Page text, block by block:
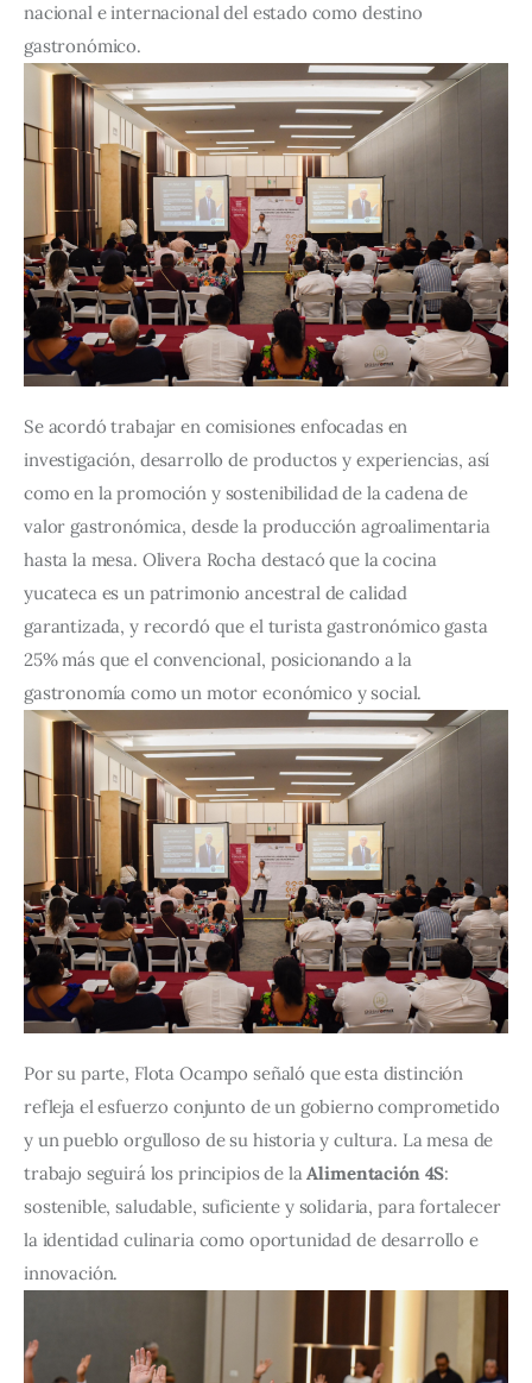
nacional e internacional del estado como destino
gastronómico.
Se acordó trabajar en comisiones enfocadas en
investigación, desarrollo de productos y experiencias, así
como en la promoción y sostenibilidad de la cadena de
valor gastronómica, desde la producción agroalimentaria
hasta la mesa. Olivera Rocha destacó que la cocina
yucateca es un patrimonio ancestral de calidad
garantizada, y recordó que el turista gastronómico gasta
25% más que el convencional, posicionando a la
gastronomía como un motor económico y social.
Por su parte, Flota Ocampo señaló que esta distinción
refleja el esfuerzo conjunto de un gobierno comprometido
y un pueblo orgulloso de su historia y cultura. La mesa de
trabajo seguirá los principios de la Alimentación 4S:
sostenible, saludable, suficiente y solidaria, para fortalecer
la identidad culinaria como oportunidad de desarrollo e
innovación.